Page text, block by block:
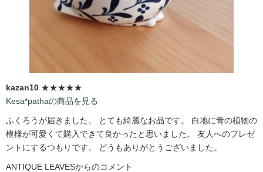
kazan10 ★★★★★
Kesa*pathaの商品を見る
ふくろうが届きました。 とても綺麗なお品です。 白地に青の植物の
模様が可愛くて購入できて良かったと思いました。 友人へのプレゼ
ントにするつもりです。 どうもありがとうございました。
ANTIQUE LEAVESからのコメント